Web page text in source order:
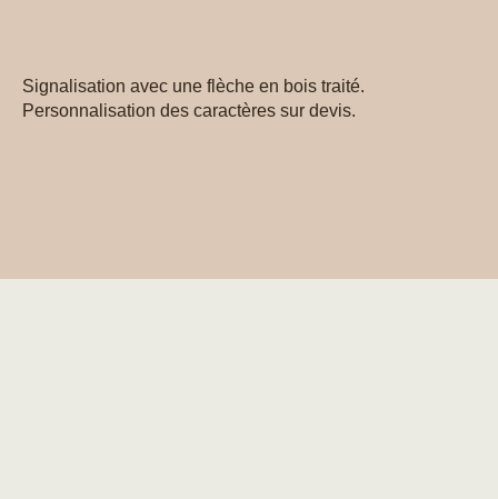
Signalisation avec une flèche en bois traité.
Personnalisation des caractères sur devis.